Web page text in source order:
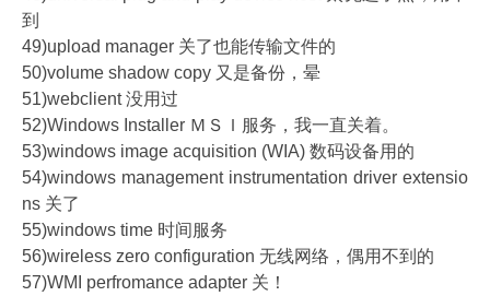
到
49)upload manager 关了也能传输文件的
50)volume shadow copy 又是备份，晕
51)webclient 没用过
52)Windows Installer ＭＳＩ服务，我一直关着。
53)windows image acquisition (WIA) 数码设备用的
54)windows management instrumentation driver extensio
ns 关了
55)windows time 时间服务
56)wireless zero configuration 无线网络，偶用不到的
57)WMI perfromance adapter 关！